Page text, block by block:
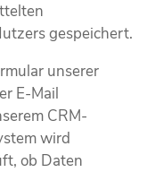
gespeichert.
unserer
E-Mail
CRM-
wird
ob Daten